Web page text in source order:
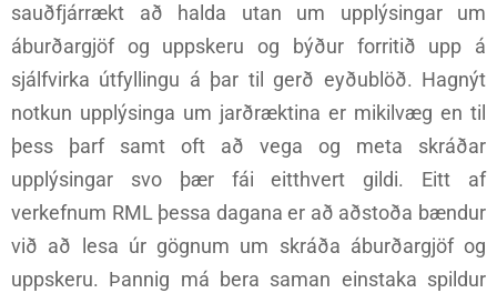
sauðfjárrækt að halda utan um upplýsingar um
áburðargjöf og uppskeru og býður forritið upp á
sjálfvirka útfyllingu á þar til gerð eyðublöð. Hagnýt
notkun upplýsinga um jarðræktina er mikilvæg en til
þess þarf samt oft að vega og meta skráðar
upplýsingar svo þær fái eitthvert gildi. Eitt af
verkefnum RML þessa dagana er að aðstoða bændur
við að lesa úr gögnum um skráða áburðargjöf og
uppskeru. Þannig má bera saman einstaka spildur